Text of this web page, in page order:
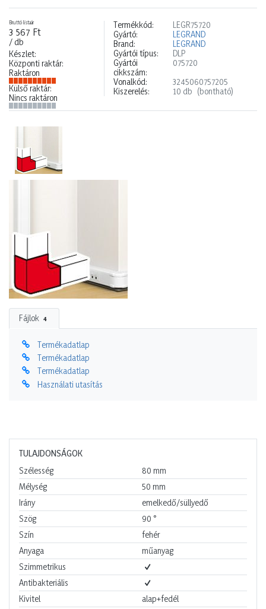
Bruttó listaár
3 567 Ft
/ db
Készlet:
Központi raktár:
Raktáron
Külső raktár:
Nincs raktáron
Termékkód:
LEGR75720
Gyártó:
LEGRAND
Brand:
LEGRAND
Gyártói típus:
DLP
Gyártói
cikkszám:
075720
Vonalkód:
3245060757205
Kiszerelés:
10 db (bontható)
Fájlok 4
Termékadatlap
Termékadatlap
Termékadatlap
Használati utasítás
TULAJDONSÁGOK
Szélesség
80 mm
Mélység
50 mm
Irány
emelkedő/süllyedő
Szög
90 °
Szín
fehér
Anyaga
műanyag
Szimmetrikus
Antibakteriális
Kivitel
alap+fedél